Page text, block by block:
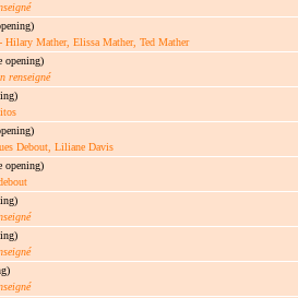
Hilary Mather, Elissa Mather, Ted Mather
opening)
renseigné
Debout, Liliane Davis
opening)